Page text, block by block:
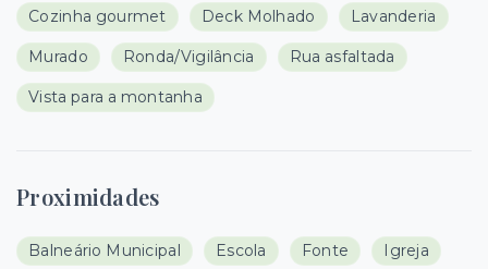
Cozinha gourmet Deck Molhado Lavanderia
Murado Ronda/Vigilância Rua asfaltada
Vista para a montanha
Proximidades
Balneário Municipal Escola Fonte Igreja